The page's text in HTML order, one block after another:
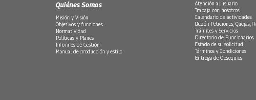
Quiénes Somos
Misión y Visión
Objetivos y funciones
Normatividad
Políticas y Planes
Informes de Gestión
Manual de producción y estilo
Atención al usuario
Trabaja con nosotros
Calendario de actividades
Buzón Peticiones, Quejas,
Trámites y Servicios
Directorio de Funcionarios
Estado de su solicitud
Términos y Condiciones
Entrega de Obsequios